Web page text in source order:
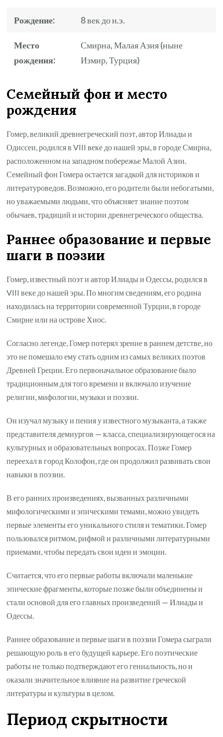
Рождение: 8 век до н.э.
Место
рождения:
Смирна, Малая Азия (ныне
Измир, Турция)
Семейный фон и место
рождения
Гомер, великий древнегреческий поэт, автор Илиады и
Одиссеи, родился в VIII веке до нашей эры, в городе Смирна,
расположенном на западном побережье Малой Азии.
Семейный фон Гомера остается загадкой для историков и
литературоведов. Возможно, его родители были небогатыми,
но уважаемыми людьми, что объясняет знание поэтом
обычаев, традиций и истории древнегреческого общества.
Раннее образование и первые
шаги в поэзии
Гомер, известный поэт и автор Илиады и Одессы, родился в
VIII веке до нашей эры. По многим сведениям, его родина
находилась на территории современной Турции, в городе
Смирне или на острове Хиос.
Согласно легенде, Гомер потерял зрение в раннем детстве, но
это не помешало ему стать одним из самых великих поэтов
Древней Греции. Его первоначальное образование было
традиционным для того времени и включало изучение
религии, мифологии, музыки и поэзии.
Он изучал музыку и пения у известного музыканта, а также
представителя демиургов — класса, специализирующегося на
культурных и образовательных вопросах. Позже Гомер
переехал в город Колофон, где он продолжил развивать свои
навыки в поэзии.
В его ранних произведениях, вызванных различными
мифологическими и эпическими темами, можно увидеть
первые элементы его уникального стиля и тематики. Гомер
пользовался ритмом, рифмой и различными литературными
приемами, чтобы передать свои идеи и эмоции.
Считается, что его первые работы включали маленькие
эпические фрагменты, которые позже были объединены и
стали основой для его главных произведений — Илиады и
Одессы.
Раннее образование и первые шаги в поэзии Гомера сыграли
решающую роль в его будущей карьере. Его поэтические
работы не только подтверждают его гениальность, но и
оказали значительное влияние на развитие греческой
литературы и культуры в целом.
Период скрытности